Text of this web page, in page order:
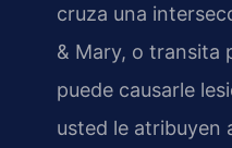
cruza una
& Mary, o transita
puede causarle
usted le atribuyen